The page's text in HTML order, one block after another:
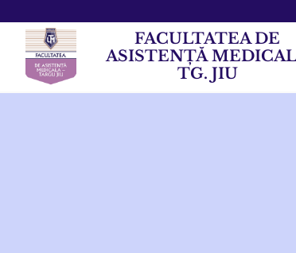
FACULTATEA DE
ASISTENȚĂ
TG. JIU